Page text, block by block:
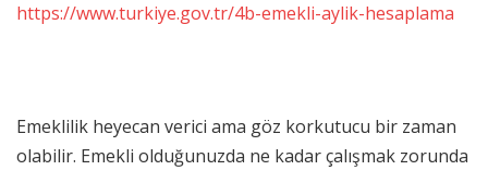
https://www.turkiye.gov.tr/4b-emekli-aylik-hesaplama
Emeklilik heyecan verici ama göz korkutucu bir zaman
olabilir. Emekli olduğunuzda ne kadar çalışmak zorunda